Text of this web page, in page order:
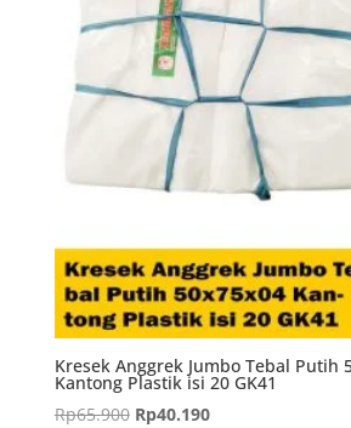
Kresek Anggrek Jumbo Tebal Putih
Kantong Plastik isi 20 GK41
Rp65.900 Harga
Rp40.190Harga